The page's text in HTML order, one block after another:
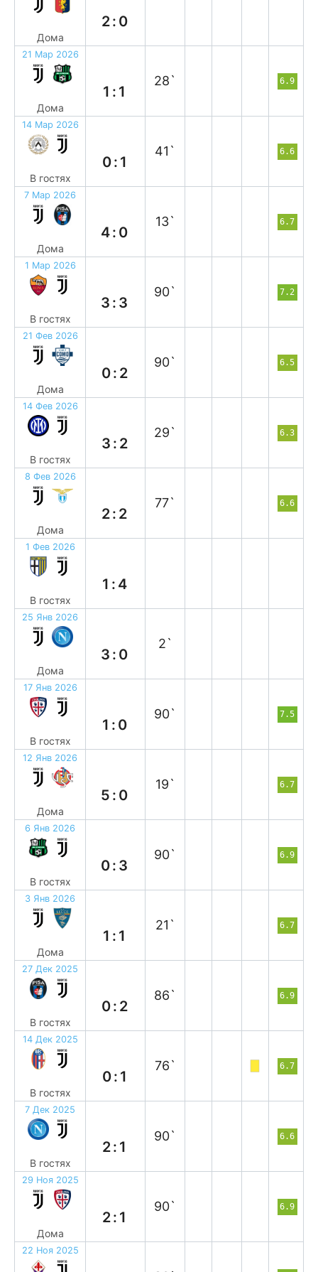
Дома
2:0
21 Мар 2026
Дома
1:1
28` 6.9
14 Мар 2026
В гостях
0:1
41` 6.6
7 Мар 2026
Дома
4:0
13` 6.7
1 Мар 2026
В гостях
3:3
90` 7.2
21 Фев 2026
Дома
0:2
90` 6.5
14 Фев 2026
В гостях
3:2
29` 6.3
8 Фев 2026
Дома
2:2
77` 6.6
1 Фев 2026
В гостях
1:4
25 Янв 2026
Дома
3:0
2`
17 Янв 2026
В гостях
1:0
90` 7.5
12 Янв 2026
Дома
5:0
19` 6.7
6 Янв 2026
В гостях
0:3
90` 6.9
3 Янв 2026
Дома
1:1
21` 6.7
27 Дек 2025
В гостях
0:2
86` 6.9
14 Дек 2025
В гостях
0:1
76` 6.7
7 Дек 2025
В гостях
2:1
90` 6.6
29 Ноя 2025
Дома
2:1
90` 6.9
22 Ноя 2025